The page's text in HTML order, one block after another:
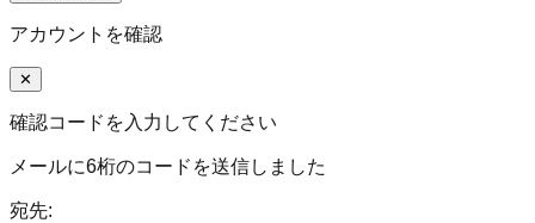
アカウントを確認
✕
確認コードを入力してください
メールに6桁のコードを送信しました
宛先: